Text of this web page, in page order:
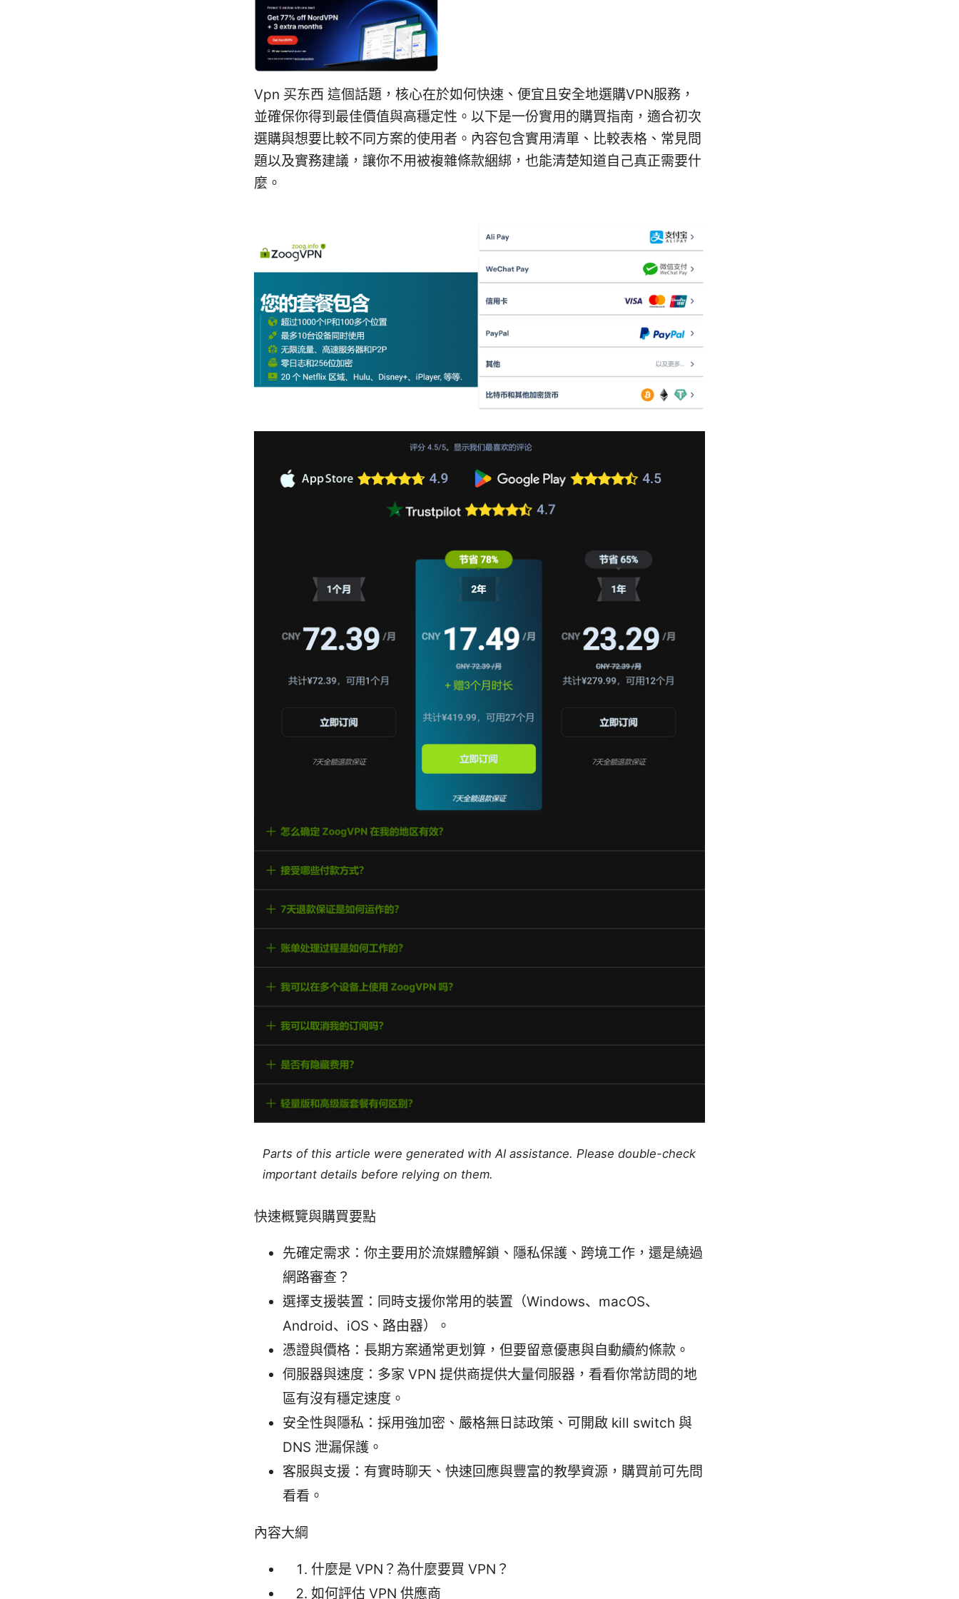
Vpn 买东西 這個話題，核心在於如何快速、便宜且安全地選購VPN服務，
並確保你得到最佳價值與高穩定性。以下是一份實用的購買指南，適合初次
選購與想要比較不同方案的使用者。內容包含實用清單、比較表格、常見問
題以及實務建議，讓你不用被複雜條款綑綁，也能清楚知道自己真正需要什
麼。
Parts of this article were generated with AI assistance. Please double-check
important details before relying on them.
快速概覽與購買要點
先確定需求：你主要用於流媒體解鎖、隱私保護、跨境工作，還是繞過
網路審查？
選擇支援裝置：同時支援你常用的裝置（Windows、macOS、
Android、iOS、路由器）。
憑證與價格：長期方案通常更划算，但要留意優惠與自動續約條款。
伺服器與速度：多家 VPN 提供商提供大量伺服器，看看你常訪問的地
區有沒有穩定速度。
安全性與隱私：採用強加密、嚴格無日誌政策、可開啟 kill switch 與
DNS 泄漏保護。
客服與支援：有實時聊天、快速回應與豐富的教學資源，購買前可先問
看看。
內容大綱
什麼是 VPN？為什麼要買 VPN？
如何評估 VPN 供應商